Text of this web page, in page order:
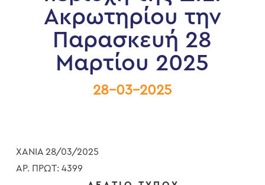
Ακρωτηρίου την
Παρασκευή 28
Μαρτίου 2025
28-03-2025
ΧΑΝΙΑ 28/03/2025
ΑΡ. ΠΡΩΤ: 4399